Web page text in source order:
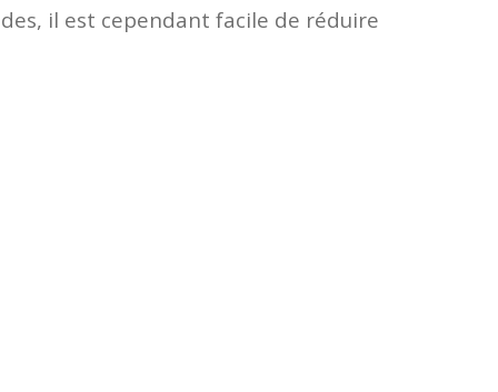
il est cependant facile de réduire